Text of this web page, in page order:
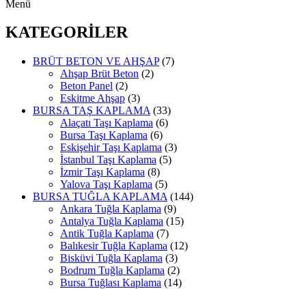
Menü
KATEGORİLER
BRÜT BETON VE AHŞAP (7)
Ahşap Brüt Beton (2)
Beton Panel (2)
Eskitme Ahşap (3)
BURSA TAŞ KAPLAMA (33)
Alaçatı Taşı Kaplama (6)
Bursa Taşı Kaplama (6)
Eskişehir Taşı Kaplama (3)
İstanbul Taşı Kaplama (5)
İzmir Taşı Kaplama (8)
Yalova Taşı Kaplama (5)
BURSA TUĞLA KAPLAMA (144)
Ankara Tuğla Kaplama (9)
Antalya Tuğla Kaplama (15)
Antik Tuğla Kaplama (7)
Balıkesir Tuğla Kaplama (12)
Bisküvi Tuğla Kaplama (3)
Bodrum Tuğla Kaplama (2)
Bursa Tuğlası Kaplama (14)